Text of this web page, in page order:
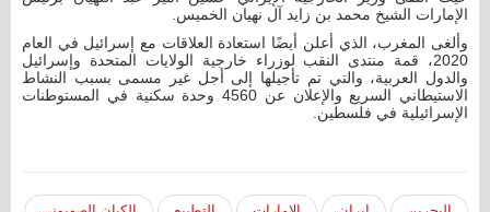
الإمارات الشيخ محمد بن زايد آل نهيان الخميس.
وألغى المغرب، الذي أعلن أيضًا استعادة العلاقات مع إسرائيل في العام
2020، قمة منتدى النقب لوزراء خارجية الولايات المتحدة وإسرائيل
والدول العربية، والتي تم تأجيلها إلى أجل غير مسمى بسبب النشاط
الاستيطاني السريع والإعلان عن 4560 وحدة سكنية في المستوطنات
الإسرائيلية في فلسطين.